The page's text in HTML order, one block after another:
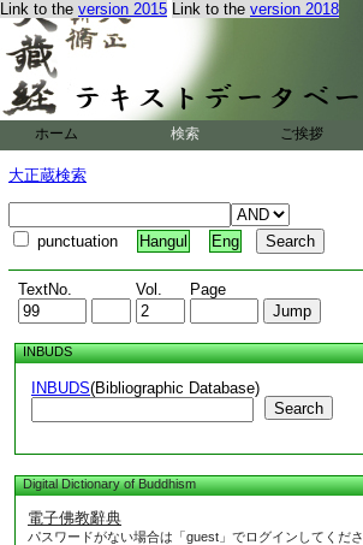
Link to the version 2015 Link to the version 2018
ホーム 検索 ご挨拶
大正蔵検索
punctuation Hangul Eng
TextNo. Vol. Page
INBUDS
INBUDS(Bibliographic Database)
Search
Digital Dictionary of Buddhism
電子佛教辭典
パスワードがない場合は「guest」でログインしてくださ